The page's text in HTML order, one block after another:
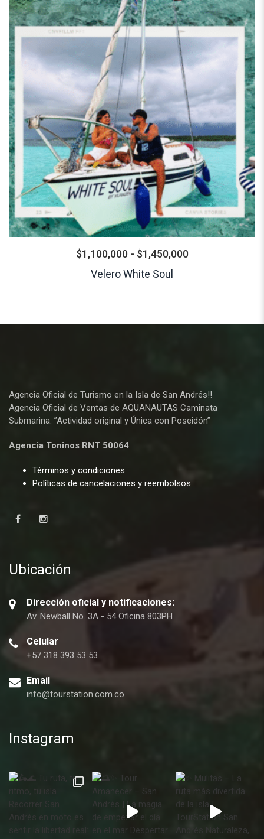
$1,100,000 - $1,450,000
Velero White Soul
Agencia Oficial de Turismo en la Isla de San Andrés!!
Agencia Oficial de Ventas de AQUANAUTAS Caminata
Submarina. ”Actividad original y Única con Poseidón”
Agencia Toninos RNT 50064
Términos y condiciones
Políticas de cancelaciones y reembolsos
Ubicación
Dirección oficial y notificaciones:
Av. Newball No. 3A - 54 Oficina 803PH
Celular
+57 318 393 53 53
Email
info@tourstation.com.co
Instagram